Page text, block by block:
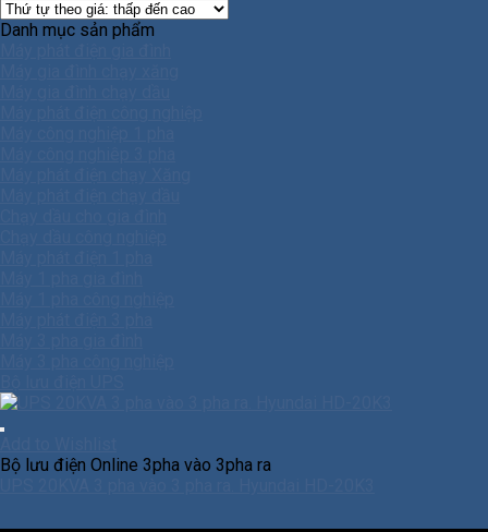
Danh mục sản phẩm
Bộ lưu điện Online 3pha vào 3pha ra